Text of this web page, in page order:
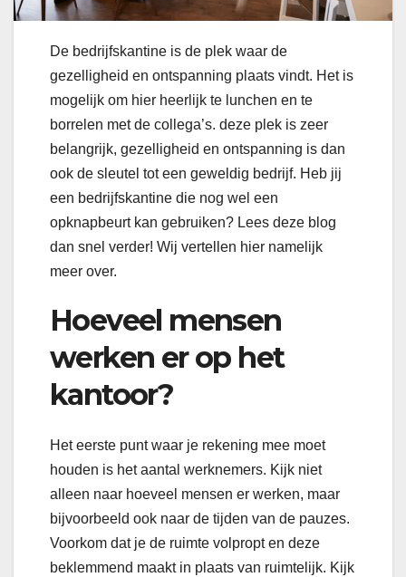
De bedrijfskantine is de plek waar de
gezelligheid en ontspanning plaats vindt. Het is
mogelijk om hier heerlijk te lunchen en te
borrelen met de collega’s. deze plek is zeer
belangrijk, gezelligheid en ontspanning is dan
ook de sleutel tot een geweldig bedrijf. Heb jij
een bedrijfskantine die nog wel een
opknapbeurt kan gebruiken? Lees deze blog
dan snel verder! Wij vertellen hier namelijk
meer over.
Hoeveel mensen
werken er op het
kantoor?
Het eerste punt waar je rekening mee moet
houden is het aantal werknemers. Kijk niet
alleen naar hoeveel mensen er werken, maar
bijvoorbeeld ook naar de tijden van de pauzes.
Voorkom dat je de ruimte volpropt en deze
beklemmend maakt in plaats van ruimtelijk. Kijk